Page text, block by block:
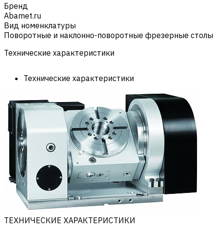
Бренд
Abamet.ru
Вид номенклатуры
Поворотные и наклонно-поворотные фрезерные столы
Технические характеристики
Технические характеристики
ТЕХНИЧЕСКИЕ ХАРАКТЕРИСТИКИ